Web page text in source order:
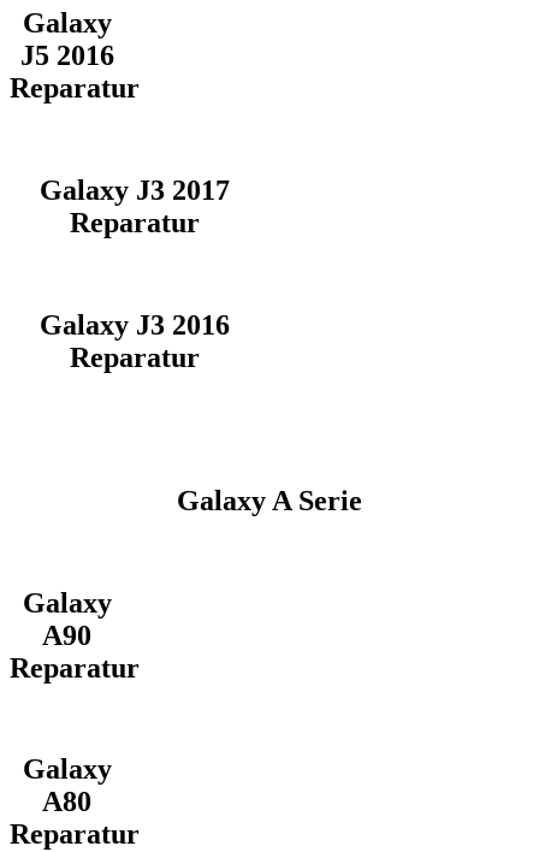
Galaxy
J5 2016
Reparatur
Galaxy J3 2017
Reparatur
Galaxy J3 2016
Reparatur
Galaxy A Serie
Galaxy
A90
Reparatur
Galaxy
A80
Reparatur